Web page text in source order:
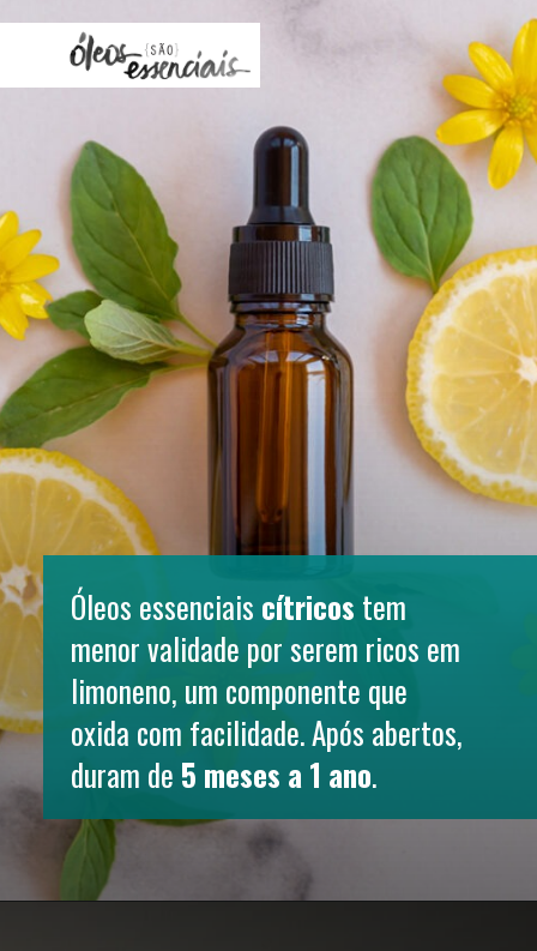
Óleos essenciais cítricos tem
menor validade por serem ricos em
limoneno, um componente que
oxida com facilidade. Após abertos,
duram de 5 meses a 1 ano.